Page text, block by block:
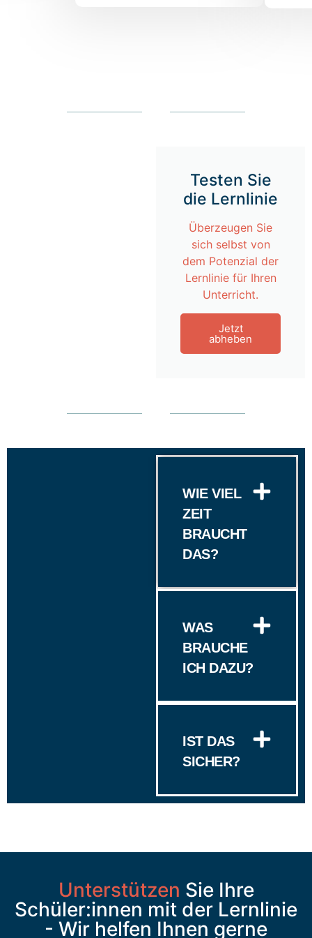
Testen Sie
die Lernlinie
Überzeugen Sie
sich selbst von
dem Potenzial der
Lernlinie für Ihren
Unterricht.
Jetzt
abheben
WIE VIEL
ZEIT
BRAUCHT
DAS?
WAS
BRAUCHE
ICH DAZU?
IST DAS
SICHER?
Unterstützen Sie Ihre
Schüler:innen mit der Lernlinie
- Wir helfen Ihnen gerne